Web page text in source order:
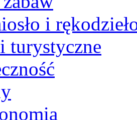
i
turystyczne